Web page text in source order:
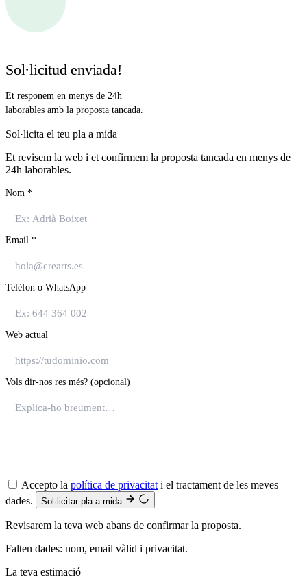
Sol·licitud enviada!
Et responem en menys de 24h
laborables amb la proposta tancada.
Sol·licita el teu pla a mida
Et revisem la web i et confirmem la proposta tancada en menys de
24h laborables.
Nom *
Email *
Telèfon o WhatsApp
Web actual
Vols dir-nos res més? (opcional)
Accepto la política de privacitat i el tractament de les meves
dades.
Sol·licitar pla a mida
Revisarem la teva web abans de confirmar la proposta.
Falten dades: nom, email vàlid i privacitat.
La teva estimació